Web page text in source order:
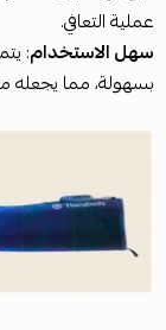
عملية التعافي.
سهل الاستخدام:
بسهولة، مما يجعله